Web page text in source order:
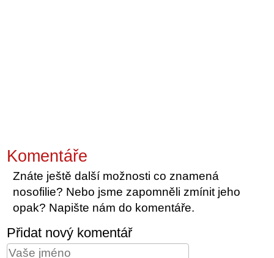
Komentáře
Znáte ještě další možnosti co znamená
nosofilie? Nebo jsme zapomněli zmínit jeho
opak? Napište nám do komentáře.
Přidat nový komentář